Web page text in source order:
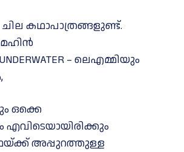
കഥാപാത്രങ്ങളുണ്ട്.
മഹിൻ
– ലെഎമ്മിയും
ഒക്കെ
അപ്പുറത്തുള്ള